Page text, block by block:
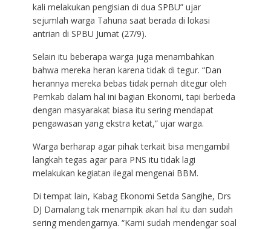
kali melakukan pengisian di dua SPBU” ujar
sejumlah warga Tahuna saat berada di lokasi
antrian di SPBU Jumat (27/9).
Selain itu beberapa warga juga menambahkan
bahwa mereka heran karena tidak di tegur. “Dan
herannya mereka bebas tidak pernah ditegur oleh
Pemkab dalam hal ini bagian Ekonomi, tapi berbeda
dengan masyarakat biasa itu sering mendapat
pengawasan yang ekstra ketat,” ujar warga.
Warga berharap agar pihak terkait bisa mengambil
langkah tegas agar para PNS itu tidak lagi
melakukan kegiatan ilegal mengenai BBM.
Di tempat lain, Kabag Ekonomi Setda Sangihe, Drs
DJ Damalang tak menampik akan hal itu dan sudah
sering mendengarnya. “Kami sudah mendengar soal